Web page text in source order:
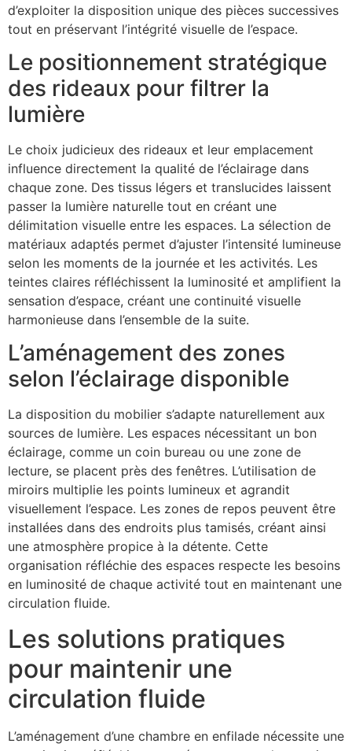
d’exploiter la disposition unique des pièces successives
tout en préservant l’intégrité visuelle de l’espace.
Le positionnement stratégique
des rideaux pour filtrer la
lumière
Le choix judicieux des rideaux et leur emplacement
influence directement la qualité de l’éclairage dans
chaque zone. Des tissus légers et translucides laissent
passer la lumière naturelle tout en créant une
délimitation visuelle entre les espaces. La sélection de
matériaux adaptés permet d’ajuster l’intensité lumineuse
selon les moments de la journée et les activités. Les
teintes claires réfléchissent la luminosité et amplifient la
sensation d’espace, créant une continuité visuelle
harmonieuse dans l’ensemble de la suite.
L’aménagement des zones
selon l’éclairage disponible
La disposition du mobilier s’adapte naturellement aux
sources de lumière. Les espaces nécessitant un bon
éclairage, comme un coin bureau ou une zone de
lecture, se placent près des fenêtres. L’utilisation de
miroirs multiplie les points lumineux et agrandit
visuellement l’espace. Les zones de repos peuvent être
installées dans des endroits plus tamisés, créant ainsi
une atmosphère propice à la détente. Cette
organisation réfléchie des espaces respecte les besoins
en luminosité de chaque activité tout en maintenant une
circulation fluide.
Les solutions pratiques
pour maintenir une
circulation fluide
L’aménagement d’une chambre en enfilade nécessite une